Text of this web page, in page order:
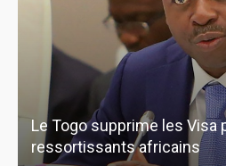
Le Togo supprime les Visa
ressortissants africains